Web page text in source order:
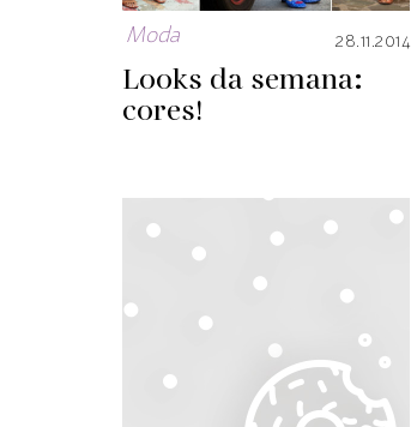
Moda 28.11.2014
Looks da semana:
cores!